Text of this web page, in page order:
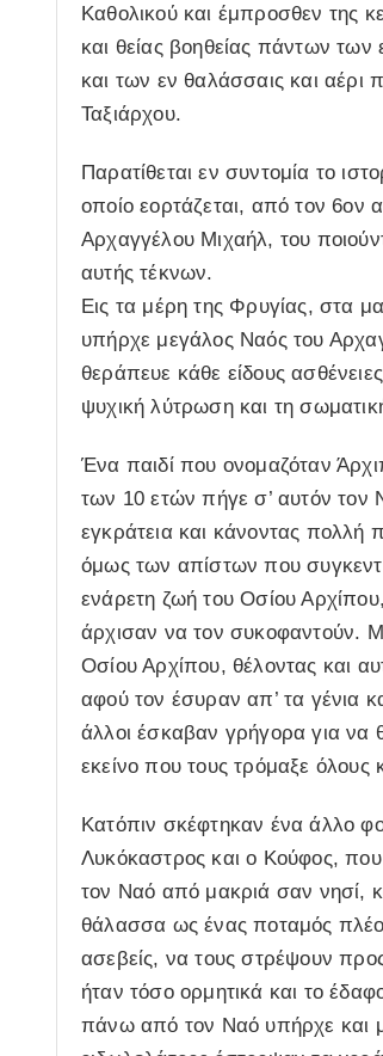
Καθολικού και έμπροσθεν της
και θείας βοηθείας πάντων
και των εν θαλάσσαις και
Ταξιάρχου.
Παρατίθεται εν συντομία το
οποίο εορτάζεται, από τον
Αρχαγγέλου Μιχαήλ, του
αυτής τέκνων.
Εις τα μέρη της Φρυγίας, στα
υπήρχε μεγάλος Ναός του
θεράπευε κάθε είδους
ψυχική λύτρωση και τη
Ένα παιδί που ονομαζόταν
των 10 ετών πήγε σ’ αυτόν τον
εγκράτεια και κάνοντας πολλή
όμως των απίστων που
ενάρετη ζωή του Οσίου
άρχισαν να τον συκοφαντούν.
Οσίου Αρχίπου, θέλοντας και
αφού τον έσυραν απ’ τα γένια
άλλοι έσκαβαν γρήγορα για να
εκείνο που τους τρόμαξε όλους
Κατόπιν σκέφτηκαν ένα άλλο
Λυκόκαστρος και ο Κούφος,
τον Ναό από μακριά σαν νησί,
θάλασσα ως ένας ποταμός
ασεβείς, να τους στρέψουν
ήταν τόσο ορμητικά και το
πάνω από τον Ναό υπήρχε και